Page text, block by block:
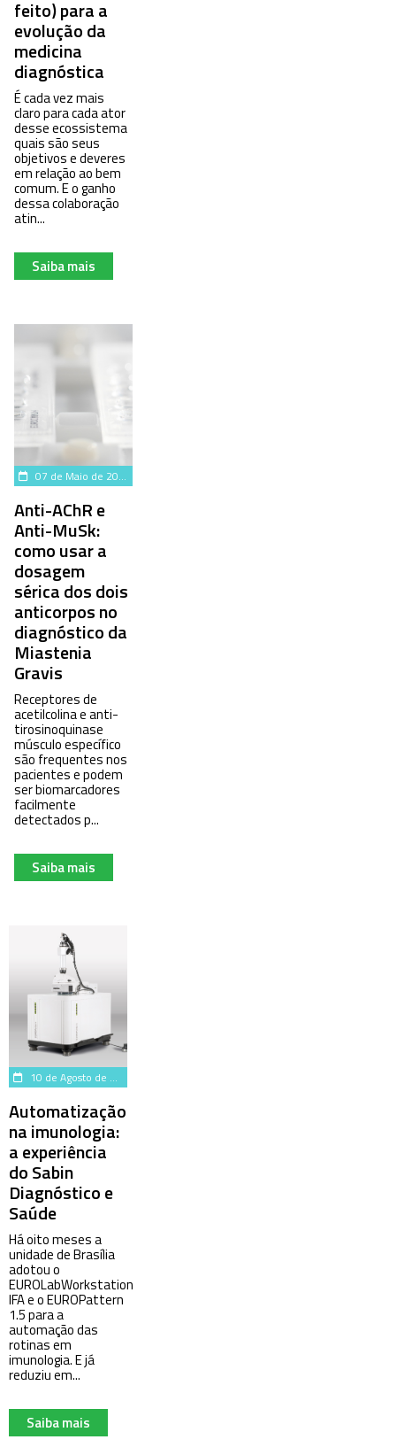
feito) para a
evolução da
medicina
diagnóstica
É cada vez mais
claro para cada ator
desse ecossistema
quais são seus
objetivos e deveres
em relação ao bem
comum. E o ganho
dessa colaboração
atin...
Saiba mais
07 de Maio de 2024
Anti-AChR e
Anti-MuSk:
como usar a
dosagem
sérica dos dois
anticorpos no
diagnóstico da
Miastenia
Gravis
Receptores de
acetilcolina e anti-
tirosinoquinase
músculo específico
são frequentes nos
pacientes e podem
ser biomarcadores
facilmente
detectados p...
Saiba mais
10 de Agosto de 2023
Automatização
na imunologia:
a experiência
do Sabin
Diagnóstico e
Saúde
Há oito meses a
unidade de Brasília
adotou o
EUROLabWorkstation
IFA e o EUROPattern
1.5 para a
automação das
rotinas em
imunologia. E já
reduziu em...
Saiba mais